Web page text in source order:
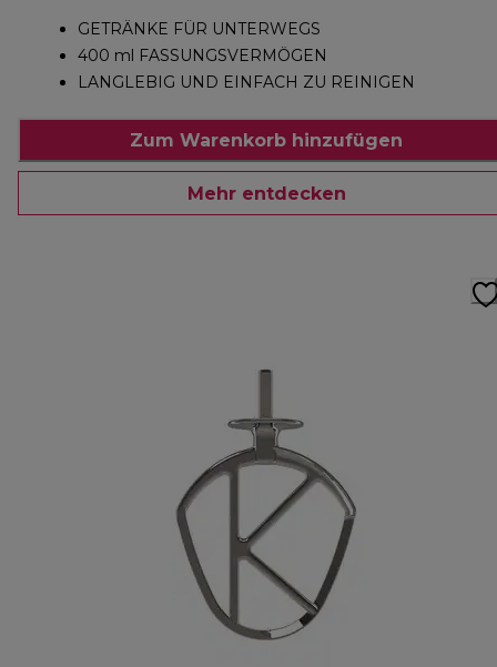
GETRÄNKE FÜR UNTERWEGS
400 ml FASSUNGSVERMÖGEN
LANGLEBIG UND EINFACH ZU REINIGEN
Zum Warenkorb hinzufügen
Mehr entdecken